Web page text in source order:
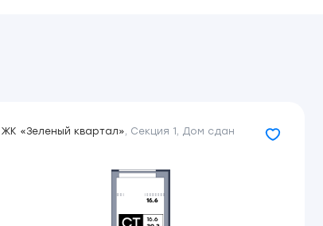
ЖК «Зеленый квартал», Секция 1 , Дом сдан